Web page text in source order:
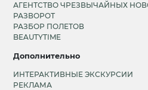
АГЕНТСТВО ЧРЕЗВЫЧАЙНЫХ
РАЗВОРОТ
РАЗБОР ПОЛЕТОВ
BEAUTYTIME
Дополнительно
ИНТЕРАКТИВНЫЕ ЭКСКУРСИИ
РЕКЛАМА